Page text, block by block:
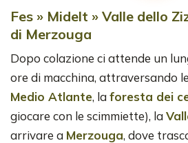
Fes » Midelt » Valle dello
di Merzouga
Dopo colazione ci attende un
ore di macchina, attraversando le
Medio Atlante, laforesta dei
giocare con le scimmiette), la
arrivare a Merzouga, dove